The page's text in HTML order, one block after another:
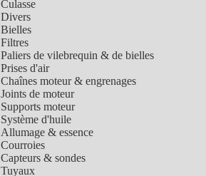
Culasse
Divers
Bielles
Filtres
Paliers de vilebrequin & de bielles
Prises d'air
Chaînes moteur & engrenages
Joints de moteur
Supports moteur
Système d'huile
Allumage & essence
Courroies
Capteurs & sondes
Tuyaux